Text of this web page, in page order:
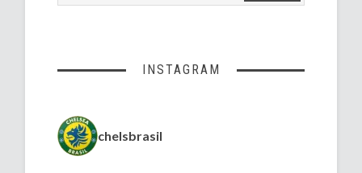
INSTAGRAM
chelsbrasil